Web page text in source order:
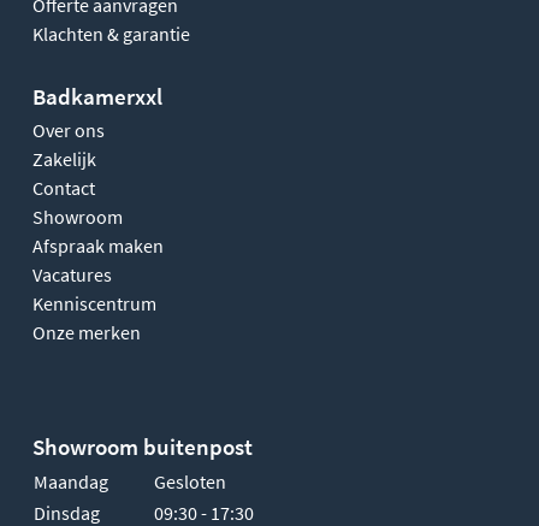
Klachten & garantie
Badkamerxxl
Over ons
Zakelijk
Contact
Showroom
Afspraak maken
Vacatures
Kenniscentrum
Onze merken
Showroom buitenpost
Maandag
Gesloten
Dinsdag
09:30 - 17:30